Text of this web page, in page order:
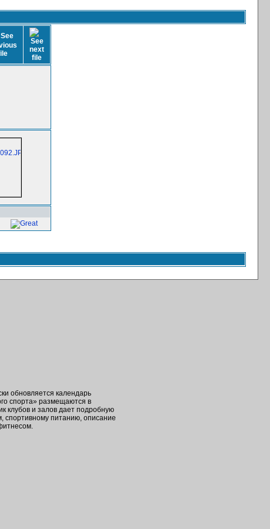
обновляется календарь
спорта» размещаются в
клубов и залов дает подробную
спортивному питанию, описание